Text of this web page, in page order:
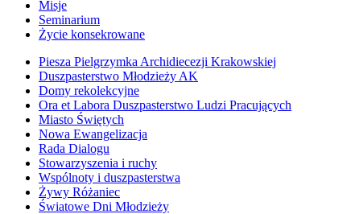
Misje
Seminarium
Życie konsekrowane
Piesza Pielgrzymka Archidiecezji Krakowskiej
Duszpasterstwo Młodzieży AK
Domy rekolekcyjne
Ora et Labora Duszpasterstwo Ludzi Pracujących
Miasto Świętych
Nowa Ewangelizacja
Rada Dialogu
Stowarzyszenia i ruchy
Wspólnoty i duszpasterstwa
Żywy Różaniec
Światowe Dni Młodzieży